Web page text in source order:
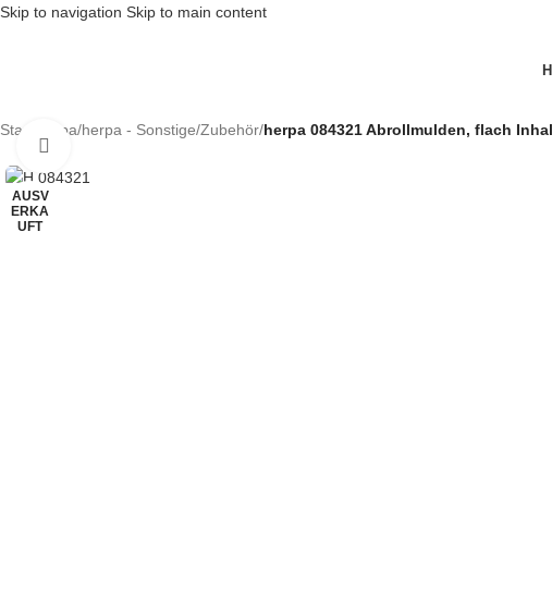
Skip to navigation Skip to main content
Start herpa/herpa - Sonstige/Zubehör/herpa 084321 Abrollmulden, flach
AUSV
ERKA
UFT